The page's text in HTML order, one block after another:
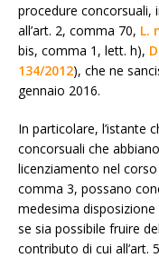
procedure concorsuali,
all’art. 2, comma 70, L.
bis, comma 1, lett. h),
134/2012), che ne
gennaio 2016.
In particolare, l’istante
concorsuali che
licenziamento nel corso
comma 3, possano
medesima
se sia possibile fruire
contributo di cui all’art.